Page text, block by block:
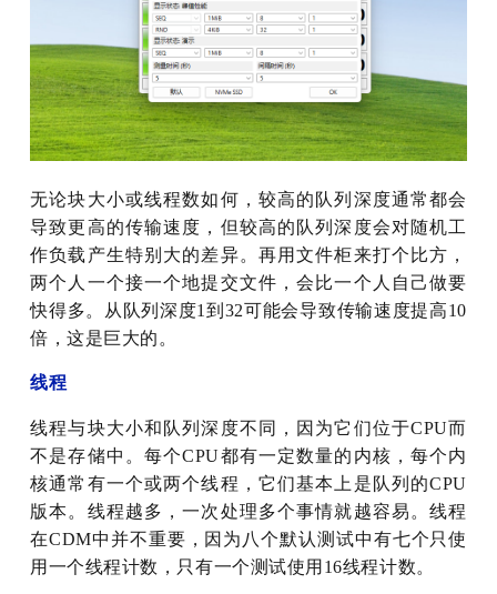
无论块大小或线程数如何，较高的队列深度通常都会
导致更高的传输速度，但较高的队列深度会对随机工
作负载产生特别大的差异。再用文件柜来打个比方，
两个人一个接一个地提交文件，会比一个人自己做要
快得多。从队列深度1到32可能会导致传输速度提高10
倍，这是巨大的。
线程
线程与块大小和队列深度不同，因为它们位于CPU而
不是存储中。每个CPU都有一定数量的内核，每个内
核通常有一个或两个线程，它们基本上是队列的CPU
版本。线程越多，一次处理多个事情就越容易。线程
在CDM中并不重要，因为八个默认测试中有七个只使
用一个线程计数，只有一个测试使用16线程计数。